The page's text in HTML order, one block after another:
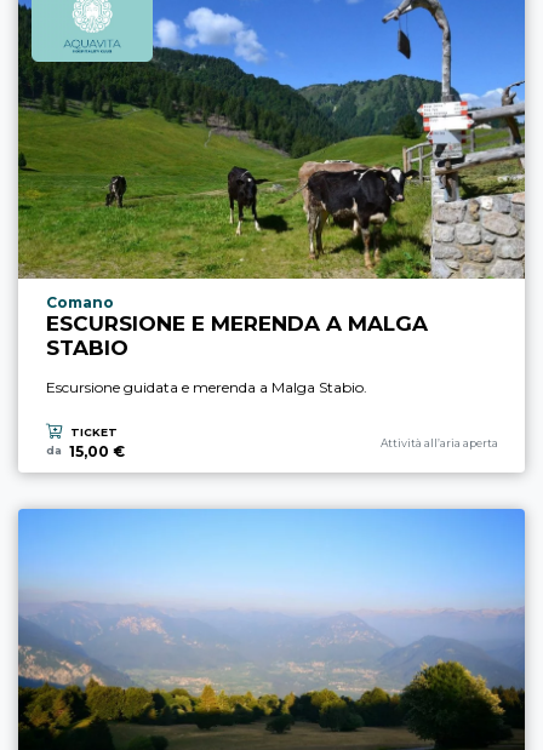
Località esperienza
Comano
ESCURSIONE E MERENDA A MALGA
STABIO
Escursione guidata e merenda a Malga Stabio.
TICKET
da
15,00 €
Categoria esperienza
Attività all’aria aperta